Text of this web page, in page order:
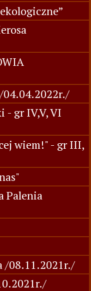
- gr IV,V, VI
wiem!" - gr III,
Palenia
/08.11.2021r./